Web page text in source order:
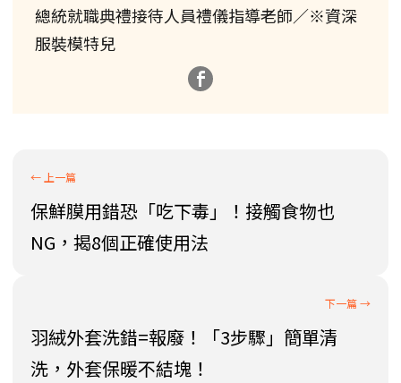
總統就職典禮接待人員禮儀指導老師／※資深
服裝模特兒
保鮮膜用錯恐「吃下毒」！接觸食物也
NG，揭8個正確使用法
羽絨外套洗錯=報廢！「3步驟」簡單清
洗，外套保暖不結塊！